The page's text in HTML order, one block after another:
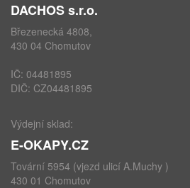
DACHOS s.r.o.
Březenecká 4808,
430 04 Chomutov
IČ: 04481895
DIČ: CZ04481895
Výdejní sklad:
E-OKAPY.CZ
Tovární 5954 (vjezd ulicí A.Muchy )
430 01 Chomutov